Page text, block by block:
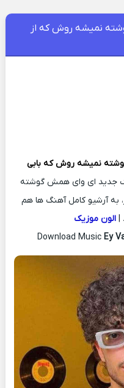
نمیشه روش که از
نمیشه روش که بابی
جدید ای وای همش گوشته
به آرشیو کامل آهنگ ها هم
الون موزیک
Download Music Ey